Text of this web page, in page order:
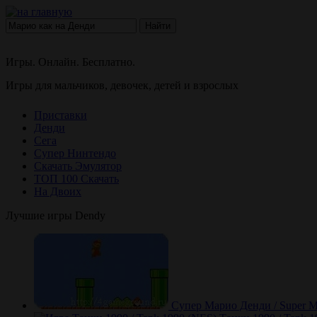
Игры. Онлайн. Бесплатно.
Игры для мальчиков, девочек, детей и взрослых
Приставки
Денди
Сега
Супер Нинтендо
Скачать Эмулятор
ТОП 100 Скачать
На Двоих
Лучшие игры Dendy
Супер Марио Денди / Super